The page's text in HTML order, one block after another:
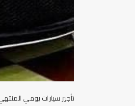
تأجير سيارات يومي